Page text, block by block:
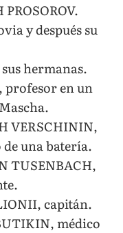
y después su
hermanas.
profesor en un
VERSCHININ,
una batería.
TUSENBACH,
capitán.
médico